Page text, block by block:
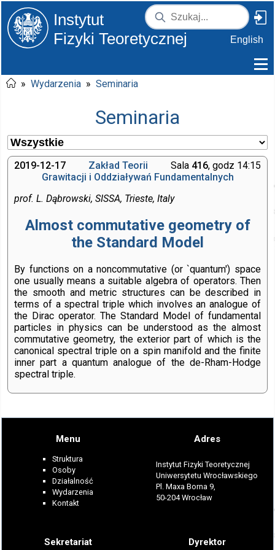
Instytut
Fizyki Teoretycznej
English
» Wydarzenia » Seminaria
Seminaria
2019-12-17 Sala 416, godz 14:15
Zakład Teorii
Grawitacji i Oddziaływań Fundamentalnych
prof. L. Dąbrowski, SISSA, Trieste, Italy
Almost commutative geometry of
the Standard Model
By functions on a noncommutative (or `quantum') space
one usually means a suitable algebra of operators. Then
the smooth and metric structures can be described in
terms of a spectral triple which involves an analogue of
the Dirac operator. The Standard Model of fundamental
particles in physics can be understood as the almost
commutative geometry, the exterior part of which is the
canonical spectral triple on a spin manifold and the finite
inner part a quantum analogue of the de-Rham-Hodge
spectral triple.
Menu
Struktura
Osoby
Działalność
Wydarzenia
Kontakt
Adres
Instytut Fizyki Teoretycznej
Uniwersytetu Wrocławskiego
Pl. Maxa Borna 9,
50-204 Wrocław
Sekretariat Dyrektor